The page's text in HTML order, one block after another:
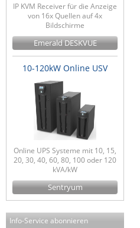
IP KVM Receiver für die Anzeige
von 16x Quellen auf 4x
Bildschirme
Emerald DESKVUE
10-120kW Online USV
Online UPS Systeme mit 10, 15,
20, 30, 40, 60, 80, 100 oder 120
kVA/kW
Sentryum
Info-Service abonnieren